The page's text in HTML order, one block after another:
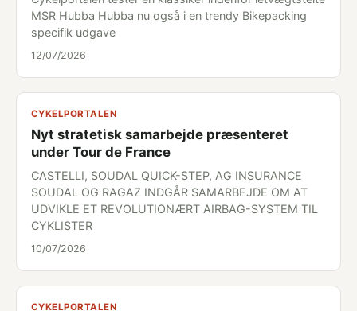
MSR Hubba Hubba nu også i en trendy Bikepacking
specifik udgave
12/07/2026
CYKELPORTALEN
Nyt stratetisk samarbejde præsenteret
under Tour de France
CASTELLI, SOUDAL QUICK-STEP, AG INSURANCE
SOUDAL OG RAGAZ INDGÅR SAMARBEJDE OM AT
UDVIKLE ET REVOLUTIONÆRT AIRBAG-SYSTEM TIL
CYKLISTER
10/07/2026
CYKELPORTALEN